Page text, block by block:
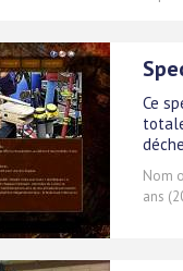
Ce
Nom
ans